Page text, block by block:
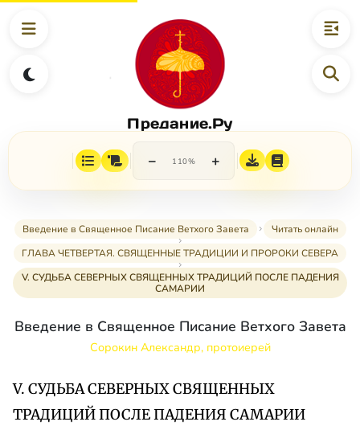
Предание.Ру
− 110% +
Введение в Священное Писание Ветхого Завета
Читать онлайн
ГЛАВА ЧЕТВЕРТАЯ. СВЯЩЕННЫЕ ТРАДИЦИИ И ПРОРОКИ СЕВЕРА
V. СУДЬБА СЕВЕРНЫХ СВЯЩЕННЫХ ТРАДИЦИЙ ПОСЛЕ ПАДЕНИЯ
САМАРИИ
Введение в Священное Писание Ветхого Завета
Сорокин Александр, протоиерей
V. СУДЬБА СЕВЕРНЫХ СВЯЩЕННЫХ
ТРАДИЦИЙ ПОСЛЕ ПАДЕНИЯ САМАРИИ